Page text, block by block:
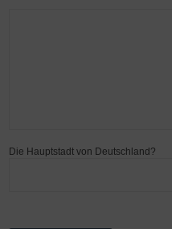
Die Hauptstadt von Deutschland?